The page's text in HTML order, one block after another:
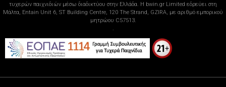
τυχερών παιχνιδιών μέσω διαδικτύου στην Ελλάδα. Η bwin.gr Limited εδρεύει στη
Μάλτα, Entain Unit 6, ST Building Centre, 120 The Strand, GZIRA, με αριθμό εμπορικού
μητρώου C57513.
.